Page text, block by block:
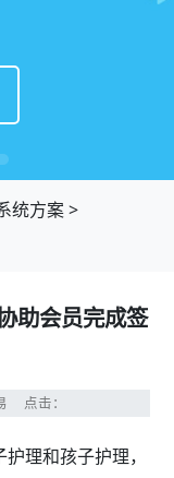
统方案>
助会员完成签
点击：
理和孩子护理，